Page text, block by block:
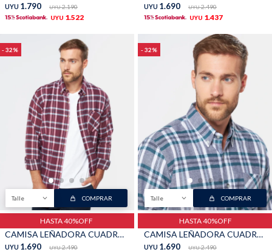
UYU 1.790 UYU 2.190
UYU 1.522
UYU 1.690 UYU 2.490
UYU 1.437
32
Talle COMPRAR
HASTA 40%OFF
CAMISA LEÑADORA CUADROS - Bordo
UYU 1.690 UYU 2.490
32
Talle COMPRAR
HASTA 40%OFF
CAMISA LEÑADORA CUADROS - Verde
UYU 1.690 UYU 2.490